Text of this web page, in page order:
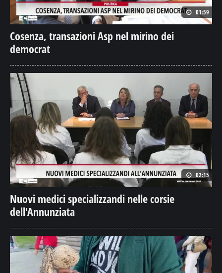
01:59
Cosenza, transazioni Asp nel mirino dei
democrat
02:15
Nuovi medici specializzandi nelle corsie
dell'Annunziata